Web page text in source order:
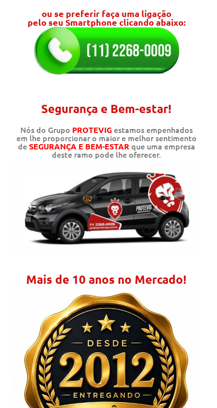
ou se preferir faça uma ligação
pelo seu Smartphone clicando abaixo:
Segurança e Bem-estar!
Nós do Grupo PROTEVIGestamos empenhados
em lhe proporcionar o maior e melhor sentimento
deSEGURANÇA E BEM-ESTAR que uma empresa
deste ramo pode lhe oferecer.
Mais de 10 anos no Mercado!